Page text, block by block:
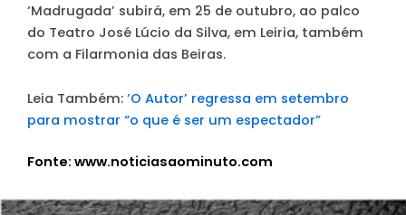
‘Madrugada’ subirá, em 25 de outubro, ao palco
do Teatro José Lúcio da Silva, em Leiria, também
com a Filarmonia das Beiras.
Leia Também: ‘O Autor’ regressa em setembro
para mostrar “o que é ser um espectador”
Fonte: www.noticiasaominuto.com